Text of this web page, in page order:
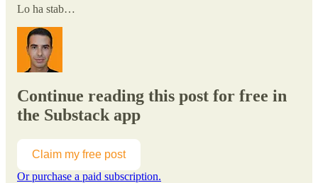
Lo ha stab…
Continue reading this post for free in
the Substack app
Claim my free post
Or purchase a paid subscription.